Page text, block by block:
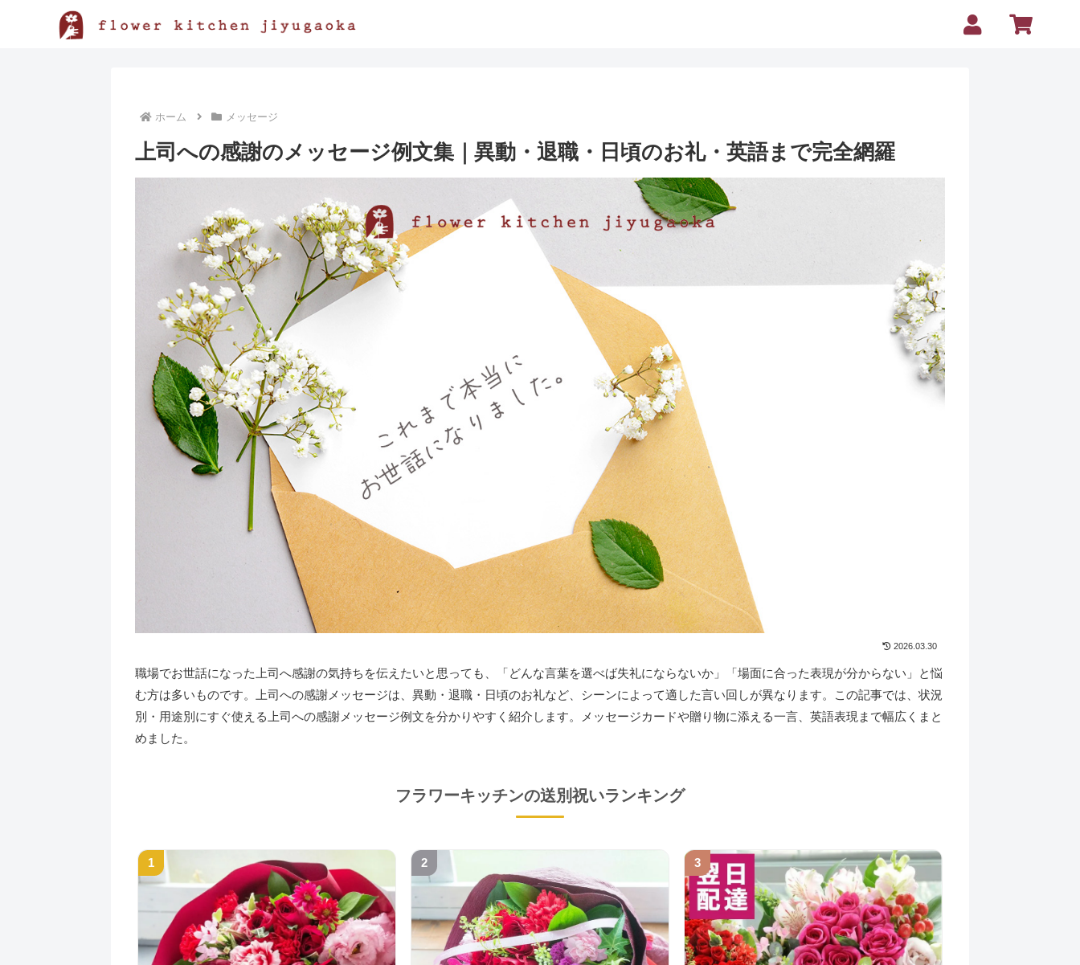
ホーム メッセージ
上司への感謝のメッセージ例文集｜異動・退職・日頃のお礼・英語まで完全網羅
2026.03.30
職場でお世話になった上司へ感謝の気持ちを伝えたいと思っても、「どんな言葉を選べば失礼にならないか」「場面に合った表現が分からない」と悩
む方は多いものです。上司への感謝メッセージは、異動・退職・日頃のお礼など、シーンによって適した言い回しが異なります。この記事では、状況
別・用途別にすぐ使える上司への感謝メッセージ例文を分かりやすく紹介します。メッセージカードや贈り物に添える一言、英語表現まで幅広くまと
めました。
フラワーキッチンの送別祝いランキング